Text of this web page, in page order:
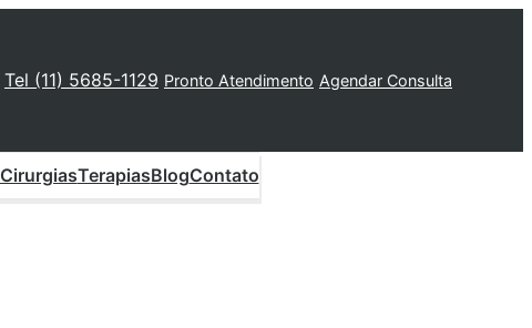
Tel (11) 5685-1129 Pronto Atendimento Agendar Consulta
CirurgiasTerapiasBlogContato